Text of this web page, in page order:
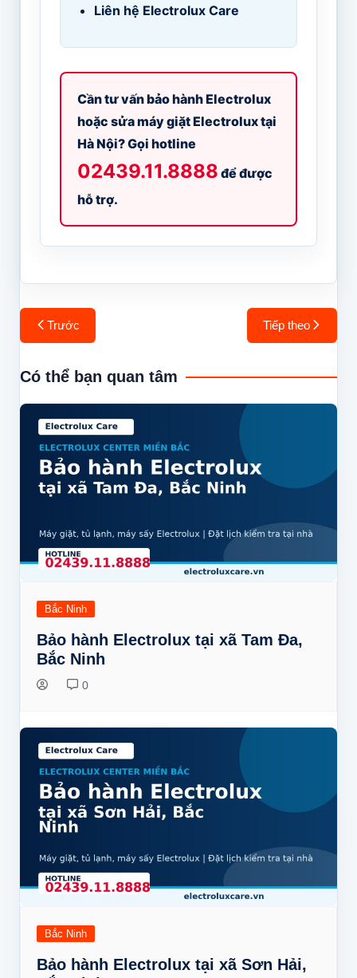
Liên hệ Electrolux Care
Cần tư vấn bảo hành Electrolux
hoặc sửa máy giặt Electrolux tại
Hà Nội? Gọi hotline
02439.11.8888 để được
hỗ trợ.
Điều
hướng
bài
Trước Tiếp theo
Có thể bạn quan tâm
Bắc Ninh
Bảo hành Electrolux tại xã Tam Đa,
Bắc Ninh
0
Bắc Ninh
Bảo hành Electrolux tại xã Sơn Hải,